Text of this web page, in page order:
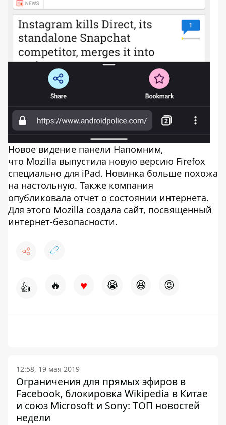
Новое видение панели Напомним,
что Mozilla выпустила новую версию Firefox
специально для iPad. Новинка больше похожа
на настольную. Также компания
опубликовала отчет о состоянии интернета.
Для этого Mozilla создала сайт, посвященный
интернет-безопасности.
👍 🔥 ♥ 😭 😆 😡
12:58, 19 мая 2019
Ограничения для прямых эфиров в
Facebook, блокировка Wikipedia в Китае
и союз Microsoft и Sony: ТОП новостей
недели